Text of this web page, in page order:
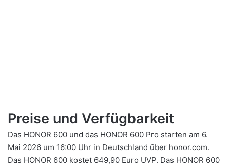
Preise und Verfügbarkeit
Das HONOR 600 und das HONOR 600 Pro starten am 6.
Mai 2026 um 16:00 Uhr in Deutschland über honor.com.
Das HONOR 600 kostet 649,90 Euro UVP. Das HONOR 600